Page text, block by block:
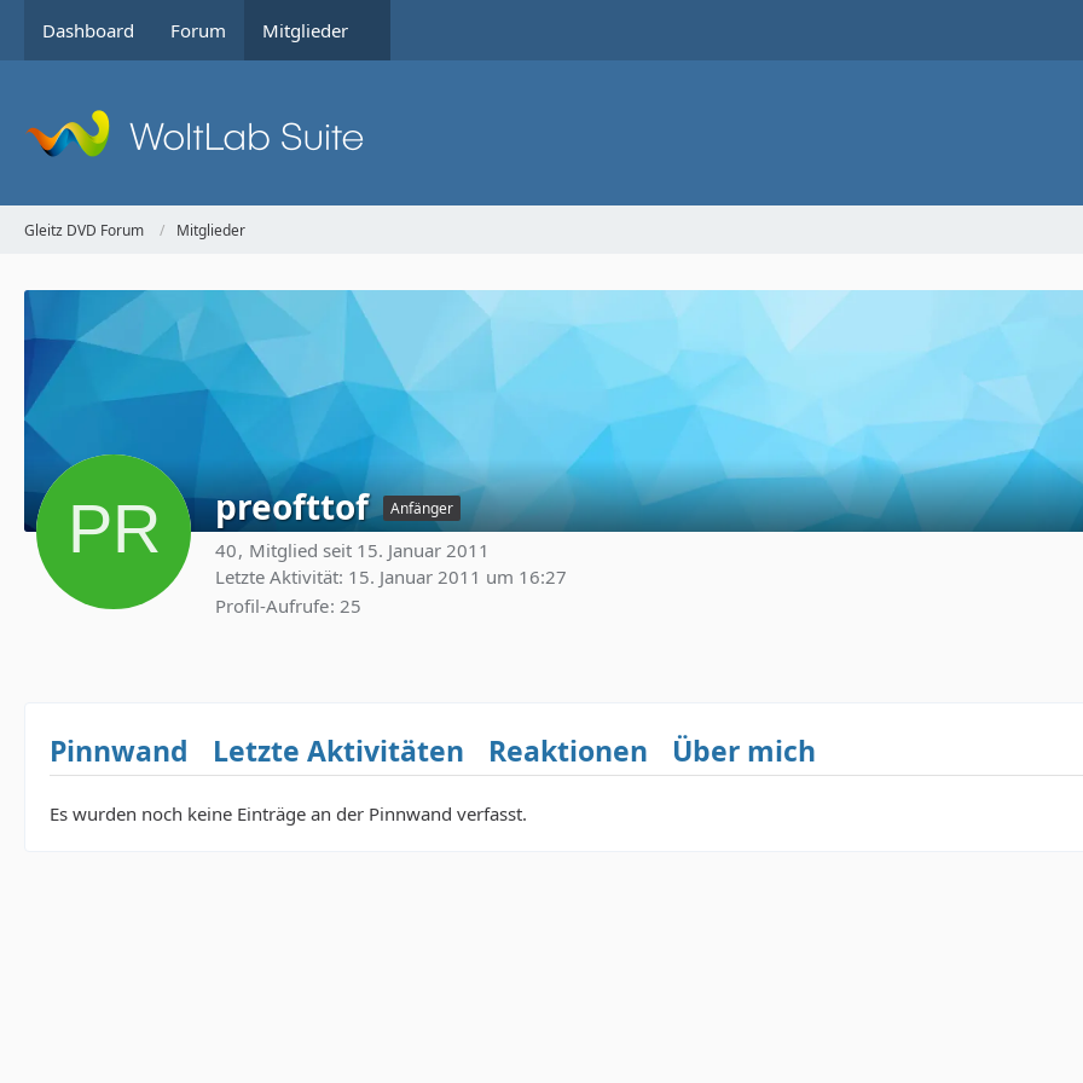
Dashboard Forum Mitglieder
Gleitz DVD Forum Mitglieder
preofttof Anfänger
40 Mitglied seit 15. Januar 2011
Letzte Aktivität: 15. Januar 2011 um 16:27
Profil-Aufrufe 25
Pinnwand Letzte Aktivitäten Reaktionen Über mich
Es wurden noch keine Einträge an der Pinnwand verfasst.